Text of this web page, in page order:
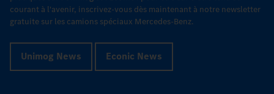
courant à l'avenir, inscrivez-vous dès maintenant à notre newsletter
gratuite sur les camions spéciaux Mercedes-Benz.
Unimog News Econic News